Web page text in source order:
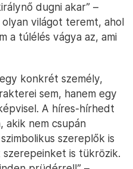
dugni akar” –
világot teremt, ahol
a túlélés vágya az, ami
konkrét személy,
sem, hanem egy
A híres-hírhedt
akik nem csupán
szereplők is
is tükrözik.